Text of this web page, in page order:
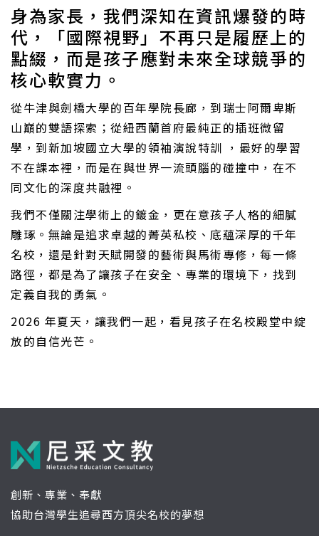
身為家長，我們深知在資訊爆發的時
代，「國際視野」不再只是履歷上的
點綴，而是孩子應對未來全球競爭的
核心軟實力。
從牛津與劍橋大學的百年學院長廊，到瑞士阿爾卑斯
山巔的雙語探索；從紐西蘭首府最純正的插班微留
學，到新加坡國立大學的領袖演說特訓 ，最好的學習
不在課本裡，而是在與世界一流頭腦的碰撞中，在不
同文化的深度共融裡。
我們不僅關注學術上的鍍金，更在意孩子人格的細膩
雕琢。無論是追求卓越的菁英私校、底蘊深厚的千年
名校，還是針對天賦開發的藝術與馬術專修，每一條
路徑，都是為了讓孩子在安全、專業的環境下，找到
定義自我的勇氣。
2026 年夏天，讓我們一起，看見孩子在名校殿堂中綻
放的自信光芒。
創新、專業、奉獻
協助台灣學生追尋西方頂尖名校的夢想